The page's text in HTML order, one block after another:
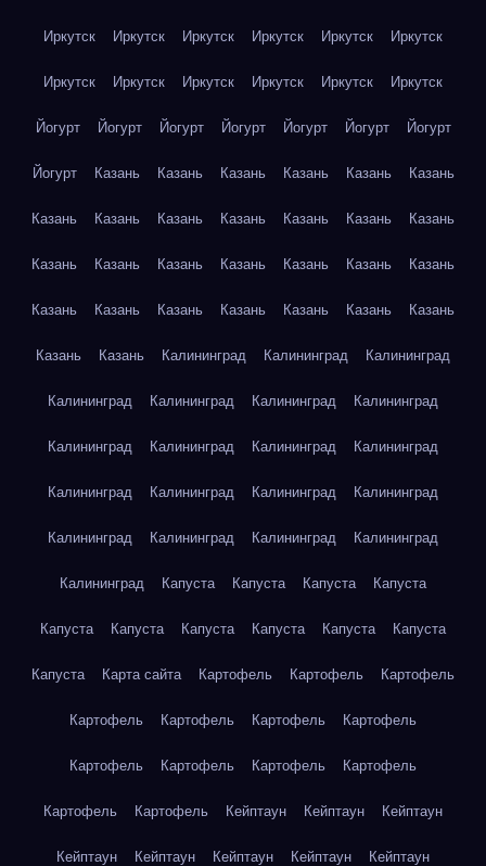
Иркутск Иркутск Иркутск Иркутск Иркутск Иркутск
Иркутск Иркутск Иркутск Иркутск Иркутск Иркутск
Йогурт Йогурт Йогурт Йогурт Йогурт Йогурт Йогурт
Йогурт Казань Казань Казань Казань Казань Казань
Казань Казань Казань Казань Казань Казань Казань
Казань Казань Казань Казань Казань Казань Казань
Казань Казань Казань Казань Казань Казань Казань
Казань Казань Калининград Калининград Калининград
Калининград Калининград Калининград Калининград
Калининград Калининград Калининград Калининград
Калининград Калининград Калининград Калининград
Калининград Калининград Калининград Калининград
Калининград Капуста Капуста Капуста Капуста
Капуста Капуста Капуста Капуста Капуста Капуста
Капуста Карта сайта Картофель Картофель Картофель
Картофель Картофель Картофель Картофель
Картофель Картофель Картофель Картофель
Картофель Картофель Кейптаун Кейптаун Кейптаун
Кейптаун Кейптаун Кейптаун Кейптаун Кейптаун